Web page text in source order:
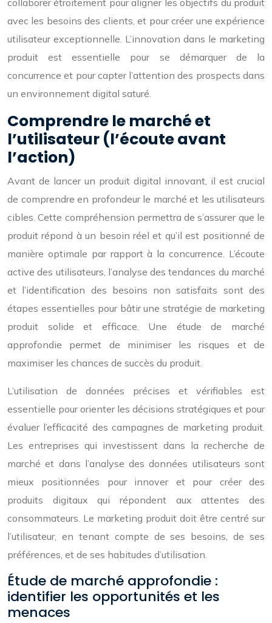
collaborer étroitement pour aligner les objectifs du produit
avec les besoins des clients, et pour créer une expérience
utilisateur exceptionnelle. L’innovation dans le marketing
produit est essentielle pour se démarquer de la
concurrence et pour capter l’attention des prospects dans
un environnement digital saturé.
Comprendre le marché et
l’utilisateur (l’écoute avant
l’action)
Avant de lancer un produit digital innovant, il est crucial
de comprendre en profondeur le marché et les utilisateurs
cibles. Cette compréhension permettra de s’assurer que le
produit répond à un besoin réel et qu’il est positionné de
manière optimale par rapport à la concurrence. L’écoute
active des utilisateurs, l’analyse des tendances du marché
et l’identification des besoins non satisfaits sont des
étapes essentielles pour bâtir une stratégie de marketing
produit solide et efficace. Une étude de marché
approfondie permet de minimiser les risques et de
maximiser les chances de succès du produit.
L’utilisation de données précises et vérifiables est
essentielle pour orienter les décisions stratégiques et pour
évaluer l’efficacité des campagnes de marketing produit.
Les entreprises qui investissent dans la recherche de
marché et dans l’analyse des données utilisateurs sont
mieux positionnées pour innover et pour créer des
produits digitaux qui répondent aux attentes des
consommateurs. Le marketing produit doit être centré sur
l’utilisateur, en tenant compte de ses besoins, de ses
préférences, et de ses habitudes d’utilisation.
Étude de marché approfondie :
identifier les opportunités et les
menaces